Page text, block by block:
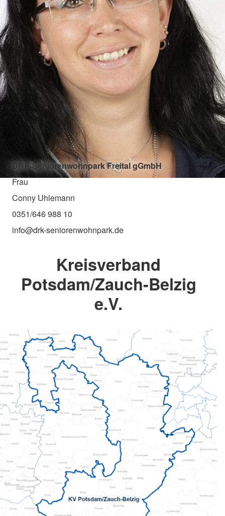
DRK Seniorenwohnpark Freital gGmbH
Frau
Conny Uhlemann
0351/646 988 10
info@drk-seniorenwohnpark.de
Kreisverband
Potsdam/Zauch-Belzig
e.V.